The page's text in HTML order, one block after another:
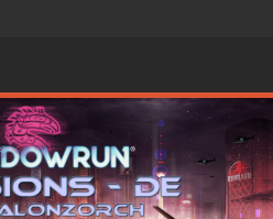
MISSIONS
–
DE